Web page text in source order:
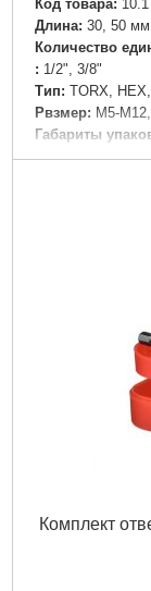
Код товара:
Дли­на: 30, 50 мм
Количество
: 1/2", 3/8"
Tип: TORX,
Рвзмер: М5-М12,
Габариты
Вес брутто:
Комплект